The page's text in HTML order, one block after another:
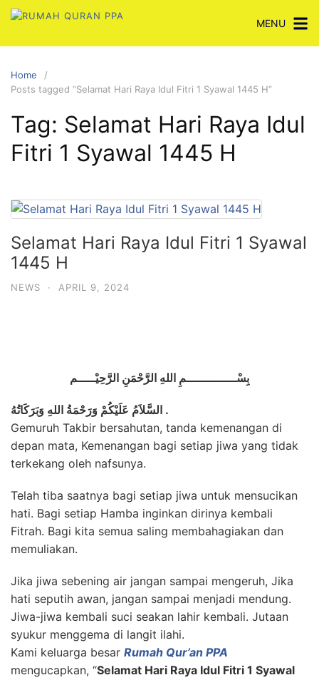
Skip
content
MENU
Home
Posts tagged “Selamat Hari Raya Idul Fitri 1 Syawal 1445 H”
Tag: Selamat Hari Raya Idul
Fitri 1 Syawal 1445 H
Selamat Hari Raya Idul Fitri 1 Syawal
1445 H
NEWS · APRIL 9, 2024
بِسْــــــــــــــمِ اللهِ الرَّحْمَنِ الرَّحِيْـــــم
السَّلاَمُ عَلَيْكُمْ وَرَحْمَةُ اللهِ وَبَرَكَاتُهُ .
Gemuruh Takbir bersahutan, tanda kemenangan di
depan mata, Kemenangan bagi setiap jiwa yang tidak
terkekang oleh nafsunya.
Telah tiba saatnya bagi setiap jiwa untuk mensucikan
hati. Bagi setiap Hamba inginkan dirinya kembali
Fitrah. Bagi kita semua saling membahagiakan dan
memuliakan.
Jika jiwa sebening air jangan sampai mengeruh, Jika
hati seputih awan, jangan sampai menjadi mendung.
Jiwa-jiwa kembali suci seakan lahir kembali. Jutaan
syukur menggema di langit ilahi.
Kami keluarga besar Rumah Qur’an PPA
mengucapkan, “Selamat Hari Raya Idul Fitri 1 Syawal